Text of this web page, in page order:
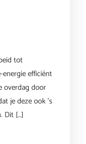
tot
efficiënt
overdag door
je deze ook ’s
Dit […]